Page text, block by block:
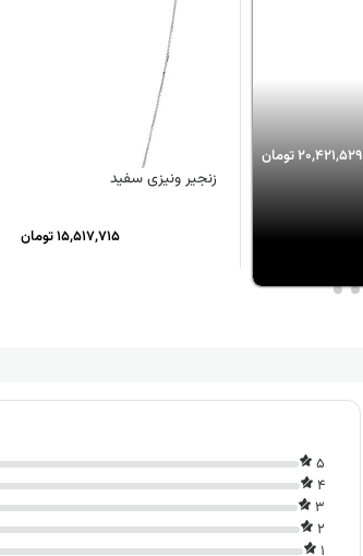
20,421,529 تومان
زنجیر ونیزی سفید
15,517,715 تومان
5
4
3
2
1